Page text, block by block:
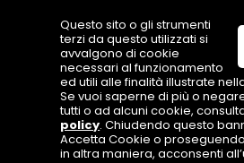
Questo sito o gli strumenti
terzi da questo utilizzati si
avvalgono di cookie
necessari al funzionamento
ed utili alle finalità illustrate
Se vuoi saperne di più o
tutti o ad alcuni cookie,
policy. Chiudendo questo
Accetta Cookie o
in altra maniera, acconsenti